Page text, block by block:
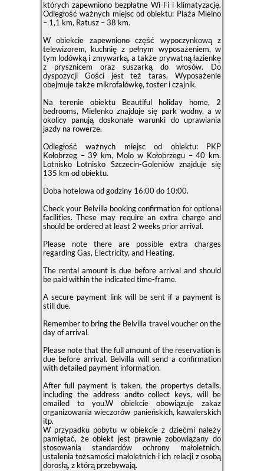
których zapewniono bezpłatne Wi-Fi i klimatyzację.
Odległość ważnych miejsc od obiektu: Plaża Mielno
– 1,1 km, Ratusz – 38 km.
W obiekcie zapewniono część wypoczynkową z
telewizorem, kuchnię z pełnym wyposażeniem, w
tym lodówką i zmywarką, a także prywatną łazienkę
z prysznicem oraz suszarką do włosów. Do
dyspozycji Gości jest też taras. Wyposażenie
obejmuje także mikrofalówkę, toster i czajnik.
Na terenie obiektu Beautiful holiday home, 2
bedrooms, Mielenko znajduje się park wodny, a w
okolicy panują doskonałe warunki do uprawiania
jazdy na rowerze.
Odległość ważnych miejsc od obiektu: PKP
Kołobrzeg – 39 km, Molo w Kołobrzegu – 40 km.
Lotnisko Lotnisko Szczecin-Goleniów znajduje się
135 km od obiektu.
Doba hotelowa od godziny 16:00do 10:00.
Check your Belvilla booking confirmation for optional
facilities. These may require an extra charge and
should be ordered at least 2 weeks prior arrival.
Please note there are possible extra charges
regarding Gas, Electricity, and Heating.
The rental amount is due before arrival and should
be paid within the indicated time-frame.
A secure payment link will be sent if a payment is
still due.
Remember to bring the Belvilla travel voucher on the
day of arrival.
Please note that the full amount of the reservation is
due before arrival. Belvilla will send a confirmation
with detailed payment information.
After full payment is taken, the propertys details,
including the address andto collect keys, will be
emailed to you.W obiekcie obowiązuje zakaz
organizowania wieczorów panieńskich, kawalerskich
itp.
W przypadku pobytu w obiekcie z dziećmi należy
pamiętać, że obiekt jest prawnie zobowiązany do
stosowania standardów ochrony małoletnich,
ustalenia tożsamości małoletnich i ich relacji z osobą
dorosłą, z którą przebywają.